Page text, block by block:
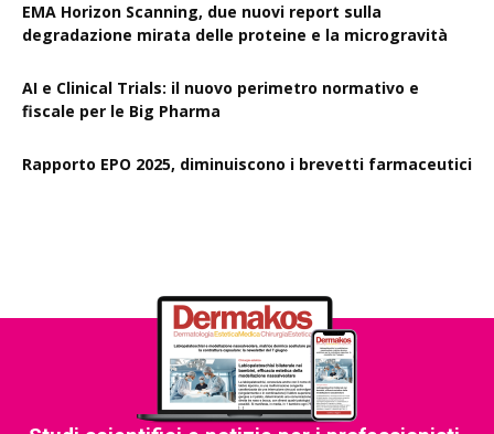
EMA Horizon Scanning, due nuovi report sulla
degradazione mirata delle proteine e la microgravità
AI e Clinical Trials: il nuovo perimetro normativo e
fiscale per le Big Pharma
Rapporto EPO 2025, diminuiscono i brevetti farmaceutici